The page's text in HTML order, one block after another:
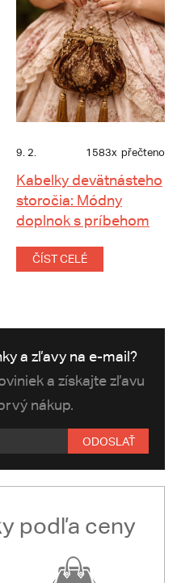
9. 2. 1583x přečteno
Kabelky devätnásteho
storočia: Módny
doplnok s príbehom
ČÍST CELÉ
a zľavy na e-mail?
a získajte zľavu
nákup.
ODOSLAŤ
podľa ceny